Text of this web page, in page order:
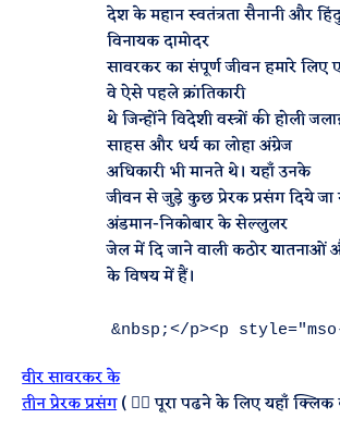
देश के महान स्वतंत्रता सैनानी और
विनायक दामोदर
सावरकर का संपूर्ण जीवन हमारे लिए
वे ऐसे पहले क्रांतिकारी
थे जिन्होंने विदेशी वस्त्रों की होली
साहस और धर्य का लोहा अंग्रेज
अधिकारी भी मानते थे। यहाँ उनके
जीवन से जुड़े कुछ प्रेरक प्रसंग दिये जा
अंडमान-निकोबार के सेल्लुलर
जेल में दि जाने वाली कठोर
के विषय में हैं।
वीर सावरकर के
तीन प्रेरक प्रसंग( 👈🏿 पूरा पढने के लिए यहाँ